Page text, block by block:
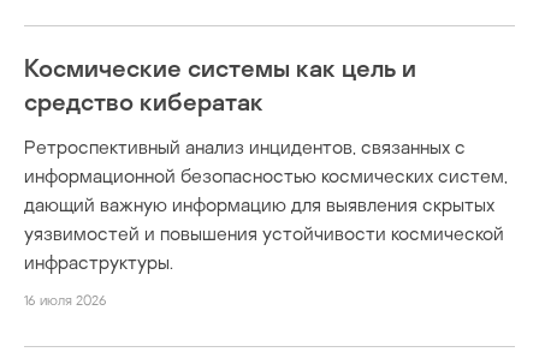
Космические системы как цель и
средство кибератак
Ретроспективный анализ инцидентов, связанных с
информационной безопасностью космических систем,
дающий важную информацию для выявления скрытых
уязвимостей и повышения устойчивости космической
инфраструктуры.
16 июля 2026